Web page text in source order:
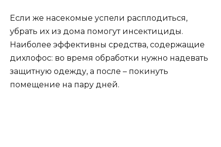
Если же насекомые успели расплодиться,
убрать их из дома помогут инсектициды.
Наиболее эффективны средства, содержащие
дихлофос: во время обработки нужно надевать
защитную одежду, а после – покинуть
помещение на пару дней.